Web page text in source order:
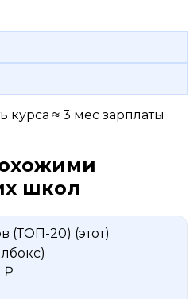
курса ≈ 3 мес зарплаты
школ
(ТОП-20) (этот)
₽